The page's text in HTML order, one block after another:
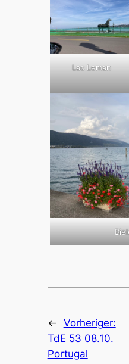
Lac Leman
← Vorheriger:
TdE 53 08.10.
Portugal